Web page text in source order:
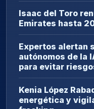
Isaac del Toro
Emirates hasta
Expertos alertan
autónomos de la
para evitar
Kenia López
energética y